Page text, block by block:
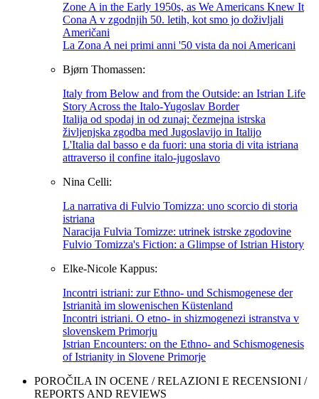
Zone A in the Early 1950s, as We Americans Knew It
Cona A v zgodnjih 50. letih, kot smo jo doživljali
Američani
La Zona A nei primi anni '50 vista da noi Americani
Bjørn Thomassen:
Italy from Below and from the Outside: an Istrian Life
Story Across the Italo-Yugoslav Border
Italija od spodaj in od zunaj: čezmejna istrska
življenjska zgodba med Jugoslavijo in Italijo
L'Italia dal basso e da fuori: una storia di vita istriana
attraverso il confine italo-jugoslavo
Nina Celli:
La narrativa di Fulvio Tomizza: uno scorcio di storia
istriana
Naracija Fulvia Tomizze: utrinek istrske zgodovine
Fulvio Tomizza's Fiction: a Glimpse of Istrian History
Elke-Nicole Kappus:
Incontri istriani: zur Ethno- und Schismogenese der
Istrianità im slowenischen Küstenland
Incontri istriani. O etno- in shizmogenezi istranstva v
slovenskem Primorju
Istrian Encounters: on the Ethno- and Schismogenesis
of Istrianity in Slovene Primorje
POROČILA IN OCENE / RELAZIONI E RECENSIONI /
REPORTS AND REVIEWS